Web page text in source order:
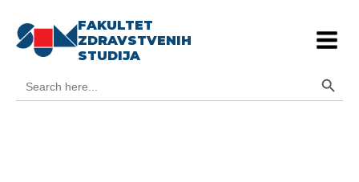
FAKULTET
ZDRAVSTVENIH
STUDIJA
for: